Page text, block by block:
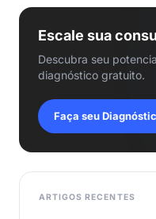
Escale sua
Descubra seu
diagnóstico gratuito.
Faça seu
ARTIGOS RECENTES